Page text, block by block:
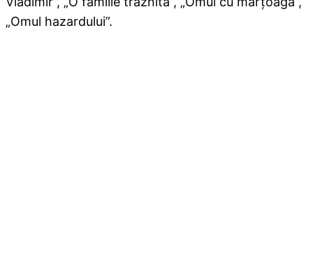
„Omul hazardului”.